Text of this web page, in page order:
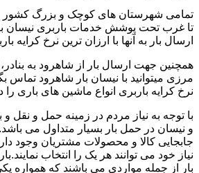
تمامی شهرستان های کوچک و بزرگ کشور
تا غرب تحت پوشش خدمات باربری نیسان
ارسال بار به آنها با ارزان ترین نرخ کرایه
همچنین جهت ارسال بار از شاهرود به
مرزی میتوانید با نیسان بار شاهرود تماس
نرخ کرایه باربری انواع ماشین های باری را
با توجه به نیاز مردم در زمینه حمل و نقل و
و نیسان در حمل بار بسیار متداول می
جابجایی کالا و محصولات مشتریان وجود
نیاز خود می توانند هر یک را انتخاب
بار از جمله مواردی می باشند که همواره